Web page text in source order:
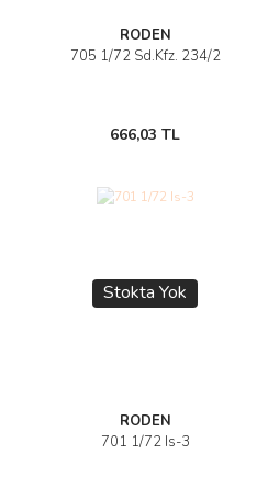
RODEN
705 1/72 Sd.Kfz. 234/2
666,03 TL
Stokta Yok
RODEN
701 1/72 Is-3